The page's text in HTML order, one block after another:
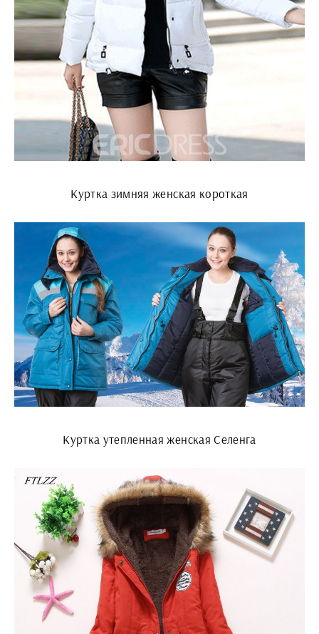
Куртка зимняя женская короткая
Куртка утепленная женская Селенга